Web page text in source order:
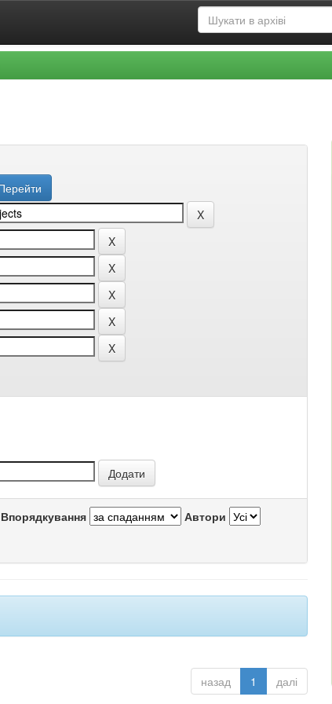
Впорядкування Автори
назад 1 далі